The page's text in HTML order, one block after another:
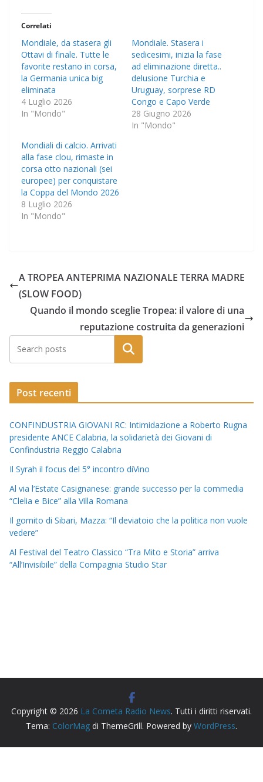
Correlati
Mondiale, da stasera gli
Ottavi di finale. Tutte le
favorite restano in corsa,
la Germania unica big
eliminata
4 Luglio 2026
In "Mondo"
Mondiale. Stasera i
sedicesimi, inizia la fase
ad eliminazione diretta..
delusione Turchia e
Uruguay, sorprese RD
Congo e Capo Verde
28 Giugno 2026
In "Mondo"
Mondiali di calcio. Arrivati
alla fase clou, rimaste in
corsa otto nazionali (sei
europee) per conquistare
la Coppa del Mondo 2026
8 Luglio 2026
In "Mondo"
A TROPEA ANTEPRIMA NAZIONALE TERRA MADRE
(SLOW FOOD)
Quando il mondo sceglie Tropea: il valore di una
reputazione costruita da generazioni
Post recenti
CONFINDUSTRIA GIOVANI RC: Intimidazione a Roberto Rugna
presidente ANCE Calabria, la solidarietà dei Giovani di
Confindustria Reggio Calabria
Il Syrah il focus del 5° incontro diVino
Al via l’Estate Casignanese: grande successo per la commedia
“Clelia e Bice” alla Villa Romana
Il gomito di Sibari, Mazza: “Il deviatoio che la politica non vuole
vedere”
Al Festival del Teatro Classico “Tra Mito e Storia” arriva
“All’Invisibile” della Compagnia Studio Star
Copyright © 2026 La Cometa Radio News. Tutti i diritti riservati.
Tema: ColorMag di ThemeGrill. Powered by WordPress.